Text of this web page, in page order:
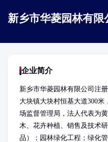
新乡市华菱园林有限
企业简介
新乡市华菱园林有限公司注
大块镇大块村恒基大道300
场监督管理局，法人代表为
木、花卉种植、销售及技术
品）；园林绿化工程；绿化